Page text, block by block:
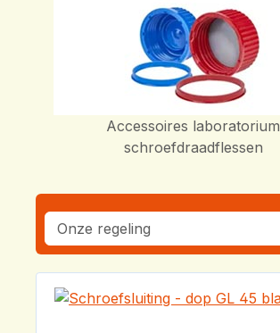
Accessoires laboratorium
schroefdraadflessen